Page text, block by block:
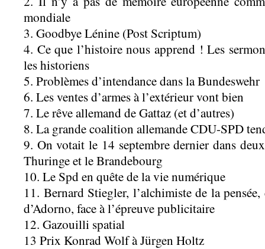
mondiale
3. Goodbye Lénine (Post Scriptum)
4. Ce que l’histoire nous apprend ! Les
les historiens
5. Problèmes d’intendance dans la Bundeswehr
6. Les ventes d’armes à l’extérieur vont bien
7. Le rêve allemand de Gattaz (et d’autres)
8. La grande coalition allemande CDU-SPD
9. On votait le 14 septembre dernier dans
Thuringe et le Brandebourg
10. Le Spd en quête de la vie numérique
11. Bernard Stiegler, l’alchimiste de la
d’Adorno, face à l’épreuve publicitaire
12. Gazouilli spatial
13 Prix Konrad Wolf à Jürgen Holtz